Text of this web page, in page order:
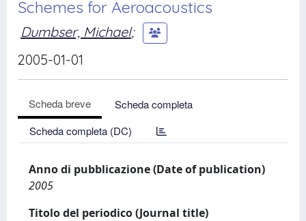
Schemes for Aeroacoustics
Dumbser, Michael;
2005-01-01
Scheda breve
Scheda completa
Scheda completa (DC)
Anno di pubblicazione (Date of publication)
2005
Titolo del periodico (Journal title)